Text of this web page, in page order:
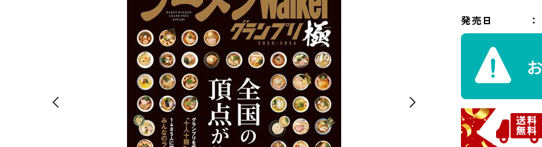
発売日